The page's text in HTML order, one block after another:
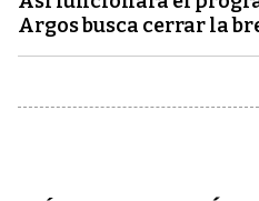
Argos busca cerrar la